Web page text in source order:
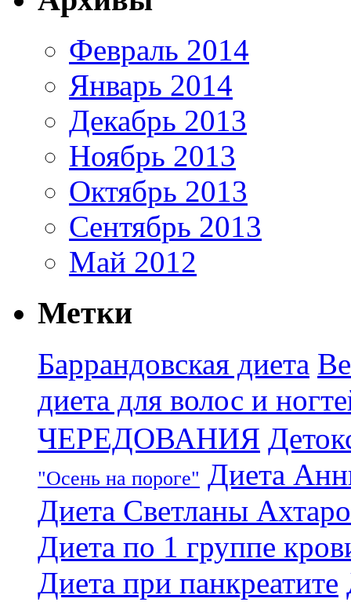
Февраль 2014
Январь 2014
Декабрь 2013
Ноябрь 2013
Октябрь 2013
Сентябрь 2013
Май 2012
Метки
Баррандовская диета
диета для волос и
ЧЕРЕДОВАНИЯ
"Осень на пороге" Диета
Диета Светланы
Диета по 1 группе
Диета при панкреатите